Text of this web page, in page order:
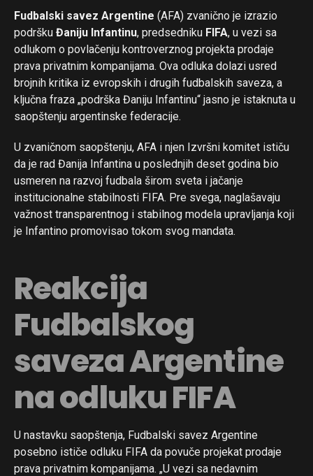
Fudbalski savez Argentine (AFA) zvanično je izrazio
podršku Đaniju Infantinu, predsedniku FIFA, u vezi sa
odlukom o povlačenju kontroverznog projekta prodaje
prava privatnim kompanijama. Ova odluka dolazi usred
brojnih kritika iz evropskih i drugih fudbalskih saveza, a
ključna fraza „podrška Đaniju Infantinu“ jasno je istaknuta u
saopštenju argentinske federacije.
U zvaničnom saopštenju, AFA i njen Izvršni komitet ističu
da je rad Đanija Infantina u poslednjih deset godina bio
usmeren na razvoj fudbala širom sveta i jačanje
institucionalne stabilnosti FIFA. Pre svega, naglašavaju
važnost transparentnog i stabilnog modela upravljanja koji
je Infantino promovisao tokom svog mandata.
Reakcija
Fudbalskog
saveza Argentine
na odluku FIFA
U nastavku saopštenja, Fudbalski savez Argentine
posebno ističe odluku FIFA da povuče projekat prodaje
prava privatnim kompanijama. „U vezi sa nedavnim